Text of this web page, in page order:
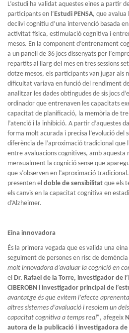
L’estudi ha validat aquestes eines a partir
participants en l’Estudi PENSA, que avalua
declivi cognitiu d’una intervenció basada
activitat física, estimulació cognitiva i
mesos. En la component d’entrenament
a un panell de 36 jocs dissenyats per
repartits al llarg del mes en tres sessions
dotze mesos, els participants van jugar als
dificultat variava en funció del rendiment
analitzar les dades obtingudes de sis jocs
ordinador que entrenaven les capacitats
capacitat de planificació, la memòria de
l’atenció i la inhibició. A partir d’aquestes
forma molt acurada i precisa l’evolució del
diferència de l’aproximació tradicional que
entre avaluacions cognitives, amb aquesta
mensualment la cognició sense que
que s’observen en l’aproximació
presenten el doble de sensibilitat que els
els canvis en la capacitat cognitiva en
d’Alzheimer.
Eina innovadora
És la primera vegada que es valida una
seguiment de persones en risc de
molt innovadora d’avaluar la cognició en
el Dr. Rafael de la Torre, investigador de
CIBEROBN i investigador principal de
avantatge és que evitem l’efecte
altres sistemes d’avaluació i resolem un
capacitat cognitiva a temps real”, afegeix
autora de la publicació i investigadora de